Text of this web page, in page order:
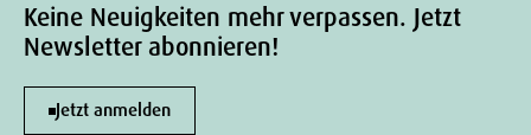
Keine Neuigkeiten mehr verpassen. Jetzt
Newsletter abonnieren!
Jetzt anmelden